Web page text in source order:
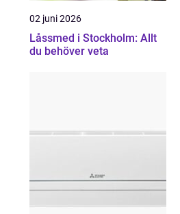
02 juni 2026
Låssmed i Stockholm: Allt
du behöver veta